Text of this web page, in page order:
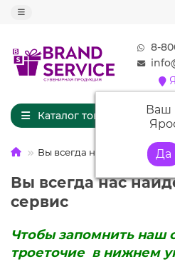
8-
Ваш
Каталог товаров
Вы всегда нас найдете!
Вы всегда нас
сервис
Чтобы запомнить наш
троеточие в нижнем